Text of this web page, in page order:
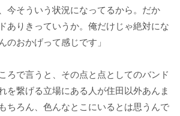
今そういう状況になってるから。だか
ありきっていうか。俺だけじゃ絶対にな
のおかげって感じです」
ろで言うと、その点と点としてのバンド
を繋げる立場にある人が住田以外あんま
ちろん、色んなとこにいるとは思うんで